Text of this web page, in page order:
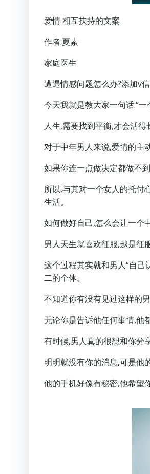
爱情 相互扶持的文案
作者:夏素
家庭医生
遭遇情感问题怎么办?添加v
今天我就是教大家一句话:“
人生,需要找到平衡,才会活得
对于中年男人来说,爱情的主
如果你连一点做决定都做不
所以,与其对一个女人的托付
生活。
如何做好自己,怎么会让一个
男人天生就喜欢征服,越是征
这个过程其实就和男人“自己
二的个体。
不知道你有没有见过这样的
无论你是告诉他任何事情,他
有时候,男人真的很想和你分
明明就没有你的消息,可是他
他的手机好像有秘密,他希望